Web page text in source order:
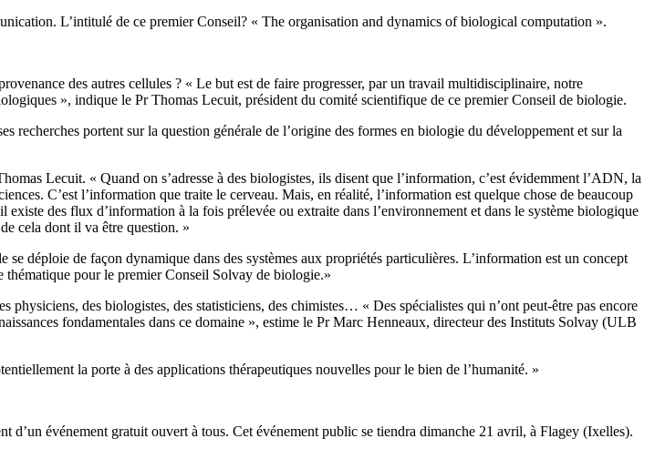
L’intitulé de ce premier Conseil? « The organisation and dynamics of biological computation ».
des autres cellules ? « Le but est de faire progresser, par un travail multidisciplinaire, notre
», indique le Pr Thomas Lecuit, président du comité scientifique de ce premier Conseil de biologie.
recherches portent sur la question générale de l’origine des formes en biologie du développement et sur la
Lecuit. « Quand on s’adresse à des biologistes, ils disent que l’information, c’est évidemment l’ADN, la
C’est l’information que traite le cerveau. Mais, en réalité, l’information est quelque chose de beaucoup
des flux d’information à la fois prélevée ou extraite dans l’environnement et dans le système biologique
cela dont il va être question. »
déploie de façon dynamique dans des systèmes aux propriétés particulières. L’information est un concept
pour le premier Conseil Solvay de biologie.»
des biologistes, des statisticiens, des chimistes… « Des spécialistes qui n’ont peut-être pas encore
fondamentales dans ce domaine », estime le Pr Marc Henneaux, directeur des Instituts Solvay (ULB
la porte à des applications thérapeutiques nouvelles pour le bien de l’humanité. »
d’un événement gratuit ouvert à tous. Cet événement public se tiendra dimanche 21 avril, à Flagey (Ixelles).